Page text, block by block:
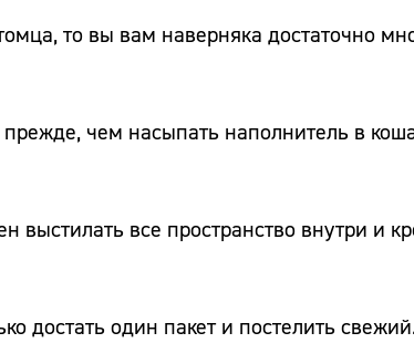
то вы вам наверняка достаточно
чем насыпать наполнитель в
все пространство внутри и
достать один пакет и постелить